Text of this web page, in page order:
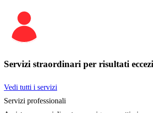
Servizi straordinari per risultati
Vedi tutti i servizi
Servizi professionali